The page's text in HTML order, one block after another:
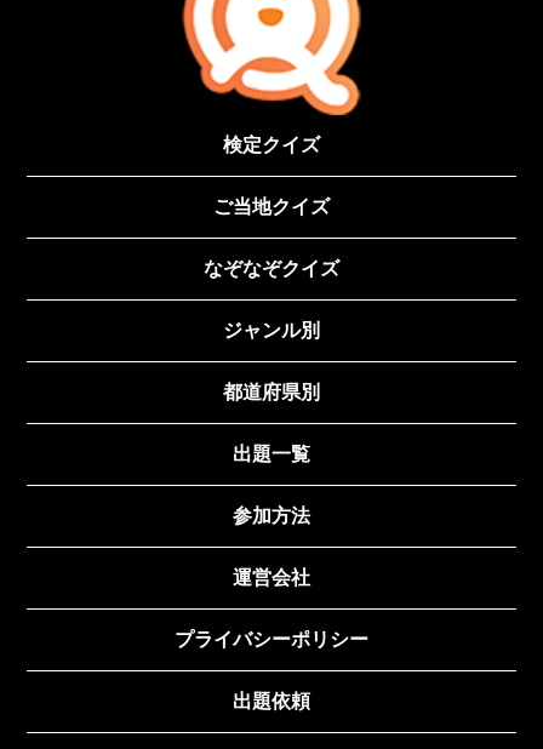
検定クイズ
ご当地クイズ
なぞなぞクイズ
ジャンル別
都道府県別
出題一覧
参加方法
運営会社
プライバシーポリシー
出題依頼